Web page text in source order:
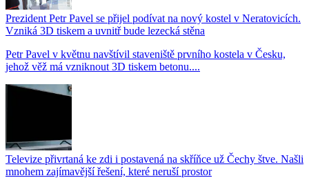
Prezident Petr Pavel se přijel podívat na nový kostel v Neratovicích.
Vzniká 3D tiskem a uvnitř bude lezecká stěna
Petr Pavel v květnu navštívil staveniště prvního kostela v Česku,
jehož věž má vzniknout 3D tiskem betonu....
Televize přivrtaná ke zdi i postavená na skříňce už Čechy štve. Našli
mnohem zajímavější řešení, které neruší prostor